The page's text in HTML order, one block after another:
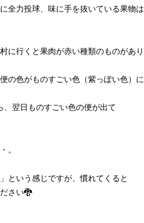
全力投球、味に手を抜いている果物は
に行くと果肉が赤い種類のものがあり
の色がものすごい色（紫っぽい色）に
翌日ものすごい色の便が出て
。
という感じですが、慣れてくると
さい🐉